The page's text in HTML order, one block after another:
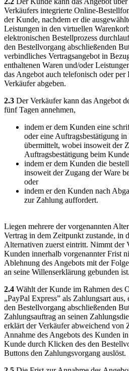
Verkäufers integrierte Online-
der Kunde, nachdem er die
Leistungen in den virtuellen
elektronischen Bestellprozess
den Bestellvorgang abschließenden
verbindliches Vertragsangebot in
enthaltenen Waren und/oder
das Angebot auch telefonisch oder
Verkäufer abgeben.
2.3 Der Verkäufer kann das Angebot
fünf Tagen annehmen,
indem er dem Kunden eine
oder eine Auftragsbestätigung
übermittelt, wobei insoweit der
Auftragsbestätigung beim
indem er dem Kunden die
insoweit der Zugang der Ware
oder
indem er den Kunden nach
zur Zahlung auffordert.
Liegen mehrere der vorgenannten
Vertrag in dem Zeitpunkt zustande, in
Alternativen zuerst eintritt. Nimmt der
Kunden innerhalb vorgenannter Frist
Ablehnung des Angebots mit der
an seine Willenserklärung gebunden ist.
2.4 Wählt der Kunde im Rahmen des
„PayPal Express” als Zahlungsart
den Bestellvorgang abschließenden
Zahlungsauftrag an seinen
erklärt der Verkäufer abweichend von
Annahme des Angebots des Kunden
Kunde durch Klicken des den
Buttons den Zahlungsvorgang auslöst.